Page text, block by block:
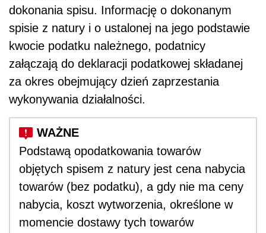
dokonania spisu. Informację o dokonanym
spisie z natury i o ustalonej na jego podstawie
kwocie podatku należnego, podatnicy
załączają do deklaracji podatkowej składanej
za okres obejmujący dzień zaprzestania
wykonywania działalności.
Podstawą opodatkowania towarów
objętych spisem z natury jest cena nabycia
towarów (bez podatku), a gdy nie ma ceny
nabycia, koszt wytworzenia, określone w
momencie dostawy tych towarów